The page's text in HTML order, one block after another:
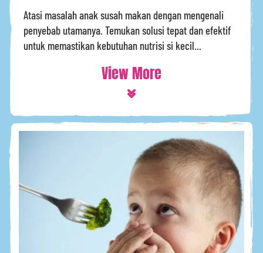
Atasi masalah anak susah makan dengan mengenali
penyebab utamanya. Temukan solusi tepat dan efektif
untuk memastikan kebutuhan nutrisi si kecil...
View More